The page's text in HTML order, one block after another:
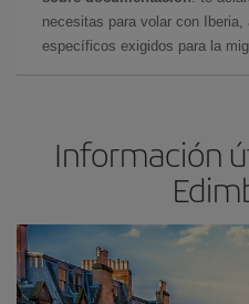
necesitas para volar con
específicos exigidos para la
Información